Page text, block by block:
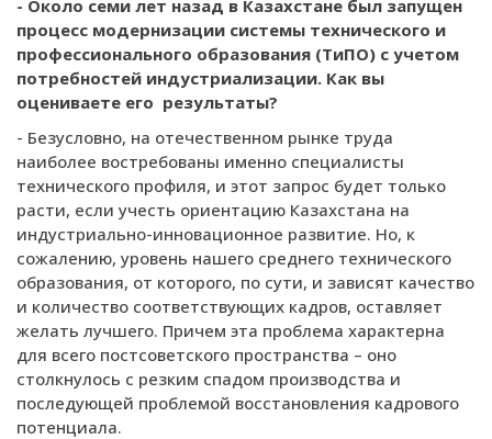
- Около семи лет назад в Казахстане был запущен
процесс модернизации системы технического и
профессионального образования (ТиПО) с учетом
потребностей индустриализации. Как вы
оцениваете его результаты?
- Безусловно, на отечественном рынке труда
наиболее востребованы именно специалисты
технического профиля, и этот запрос будет только
расти, если учесть ориентацию Казахстана на
индустриально-инновационное развитие. Но, к
сожалению, уровень нашего среднего технического
образования, от которого, по сути, и зависят качество
и количество соответствующих кадров, оставляет
желать лучшего. Причем эта проблема характерна
для всего постсоветского пространства – оно
столкнулось с резким спадом производства и
последующей проблемой восстановления кадрового
потенциала.